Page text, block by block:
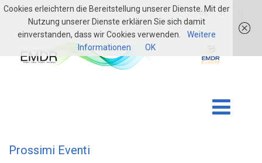
login de fr
Prossimi Eventi
Cookies erleichtern die Bereitstellung unserer Dienste. Mit der
Nutzung unserer Dienste erklären Sie sich damit
einverstanden, dass wir Cookies verwenden.
Weitere
Informationen
OK